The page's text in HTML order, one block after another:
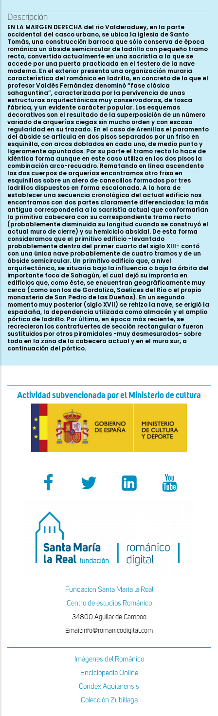
Descripción
EN LA MARGEN DERECHA del río Valderaduey, en la parte
occidental del casco urbano, se ubica la iglesia de Santo
Tomás, una construcción barroca que sólo conserva de época
románica un ábside semicircular de ladrillo con pequeño tramo
recto, convertido actualmente en una sacristía a la que se
accede por una puerta practicada en el testero de la nave
moderna. En el exterior presenta una organización muraria
característica del románico en ladrillo, en concreto de lo que el
profesor Valdés Fernández denominó “fase clásica
sahaguntina”, caracterizada por la pervivencia de unas
estructuras arquitectónicas muy conservadoras, de tosca
fábrica, y un evidente carácter popular. Los esquemas
decorativos son el resultado de la superposición de un número
variado de arquerías ciegas sin mucho orden y con escasa
regularidad en su trazado. En el caso de Arenillas el paramento
del ábside se articula en dos pisos separados por un friso en
esquinilla, con arcos doblados en cada uno, de medio punto y
ligeramente apuntados. Por su parte el tramo recto lo hace de
idéntica forma aunque en este caso utiliza en los dos pisos la
combinación arco-recuadro. Rematando en línea ascendente
los dos cuerpos de arquerías encontramos otro friso en
esquinillas sobre un alero de canecillos formados por tres
ladrillos dispuestos en forma escalonada. A la hora de
establecer una secuencia cronológica del actual edificio nos
encontramos con dos partes claramente diferenciadas: la más
antigua correspondería a la sacristía actual que conformarían
la primitiva cabecera con su correspondiente tramo recto
(probablemente disminuida su longitud cuando se construyó el
actual muro de cierre) y su hemiciclo absidal. De esta forma
consideramos que el primitivo edificio -levantado
probablemente dentro del primer cuarto del siglo XIII- contó
con una única nave probablemente de cuatro tramos y de un
ábside semicircular. Un primitivo edificio que, a nivel
arquitectónico, se situaría bajo la influencia o bajo la órbita del
importante foco de Sahagún, el cual dejó su impronta en
edificios que, como éste, se encuentran geográficamente muy
cerca (como son los de Gordaliza, Saelices del Río o el propio
monasterio de San Pedro de las Dueñas). En un segundo
momento muy posterior (siglo XVII) se rehizo la nave, se erigió la
espadaña, la dependencia utilizada como almacén y el amplio
pórtico de ladrillo. Por último, en época más reciente, se
recrecieron los contrafuertes de sección rectangular o fueron
sustituidos por otros piramidales -muy desmesurados- sobre
todo en la zona de la cabecera actual y en el muro sur, a
continuación del pórtico.
Actividad subvencionada por el Ministerio de cultura
Fundacion Santa Maria la Real
Centro de estudios Románico
34800 Aguilar de Campoo
Email:info@romanicodigital.com
Imágenes del Románico
Enciclopedia Online
Condex Aquilarensis
Colección Zubillaga